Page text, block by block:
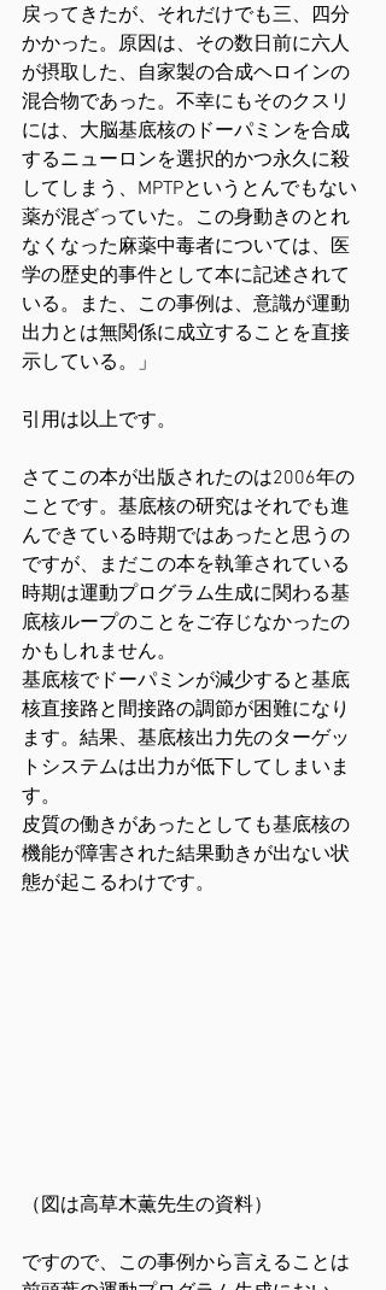
戻ってきたが、それだけでも三、四分
かかった。原因は、その数日前に六人
が摂取した、自家製の合成ヘロインの
混合物であった。不幸にもそのクスリ
には、大脳基底核のドーパミンを合成
するニューロンを選択的かつ永久に殺
してしまう、MPTPというとんでもない
薬が混ざっていた。この身動きのとれ
なくなった麻薬中毒者については、医
学の歴史的事件として本に記述されて
いる。また、この事例は、意識が運動
出力とは無関係に成立することを直接
示している。」
引用は以上です。
さてこの本が出版されたのは2006年の
ことです。基底核の研究はそれでも進
んできている時期ではあったと思うの
ですが、まだこの本を執筆されている
時期は運動プログラム生成に関わる基
底核ループのことをご存じなかったの
かもしれません。
基底核でドーパミンが減少すると基底
核直接路と間接路の調節が困難になり
ます。結果、基底核出力先のターゲッ
トシステムは出力が低下してしまいま
す。
皮質の働きがあったとしても基底核の
機能が障害された結果動きが出ない状
態が起こるわけです。
（図は高草木薫先生の資料）
ですので、この事例から言えることは